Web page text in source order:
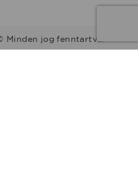
Minden jog fenntartva.
+36 30 157 9812 | E-mail: